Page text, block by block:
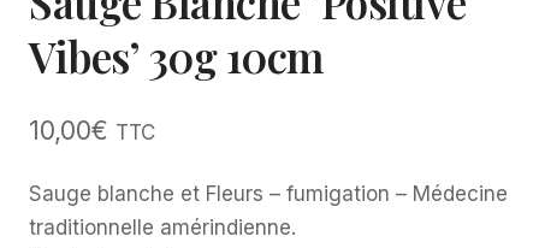
Vibes’ 30g 10cm
10,00€ TTC
Sauge blanche et Fleurs – fumigation – Médecine
traditionnelle amérindienne.